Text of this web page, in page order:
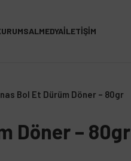
MEDYAİLETIŞIM
Bol Et Dürüm Döner – 80gr
Döner – 80gr